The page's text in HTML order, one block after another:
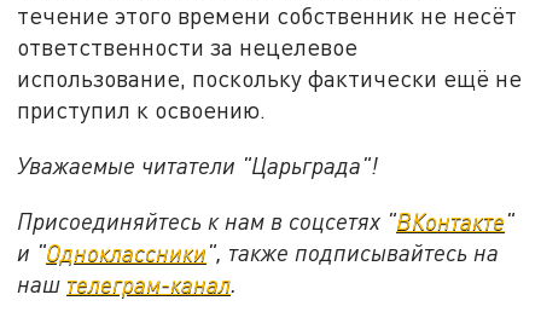
течение этого времени собственник не несёт
ответственности за нецелевое
использование, поскольку фактически ещё не
приступил к освоению.
Уважаемые читатели "Царьграда"!
Присоединяйтесь к нам в соцсетях "ВКонтакте"
и "Одноклассники", также подписывайтесь на
наш телеграм-канал